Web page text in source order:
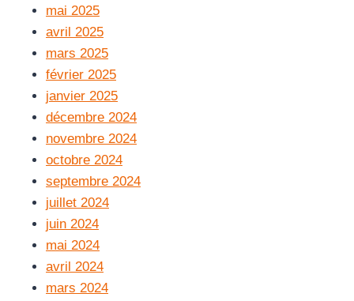
mai 2025
avril 2025
mars 2025
février 2025
janvier 2025
décembre 2024
novembre 2024
octobre 2024
septembre 2024
juillet 2024
juin 2024
mai 2024
avril 2024
mars 2024